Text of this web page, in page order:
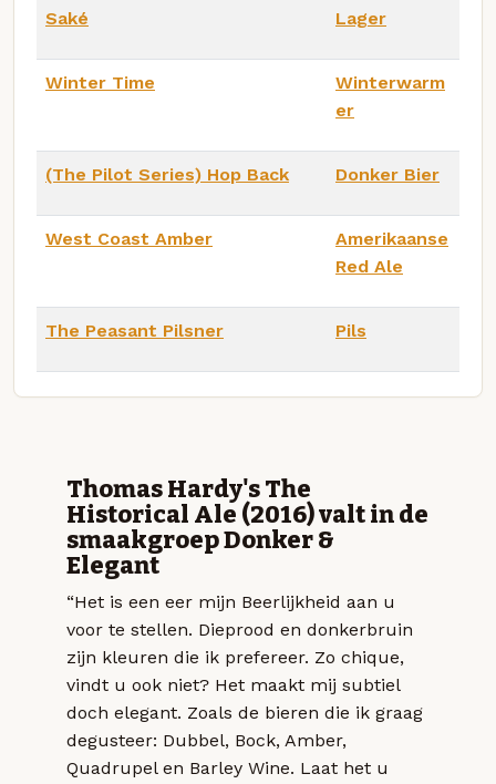
Saké
Lager
Winter Time
Winterwarm
er
(The Pilot Series) Hop Back Donker Bier
West Coast Amber
Amerikaanse
Red Ale
The Peasant Pilsner Pils
Thomas Hardy's The
Historical Ale (2016) valt in de
smaakgroep Donker &
Elegant
“Het is een eer mijn Beerlijkheid aan u
voor te stellen. Dieprood en donkerbruin
zijn kleuren die ik prefereer. Zo chique,
vindt u ook niet? Het maakt mij subtiel
doch elegant. Zoals de bieren die ik graag
degusteer: Dubbel, Bock, Amber,
Quadrupel en Barley Wine. Laat het u